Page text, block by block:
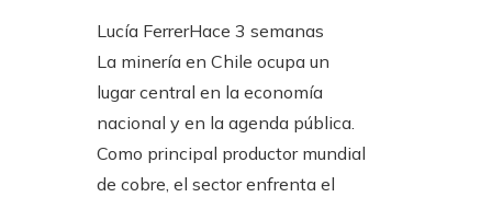
Lucía FerrerHace 3 semanas
La minería en Chile ocupa un
lugar central en la economía
nacional y en la agenda pública.
Como principal productor mundial
de cobre, el sector enfrenta el